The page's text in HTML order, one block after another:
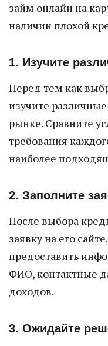
займ онлайн на
наличии плохой
1. Изучите
Перед тем как
изучите
рынке. Сравните
требования
наиболее
2. Заполните
После выбора
заявку на его
предоставить
ФИО, контактные
доходов.
3. Ожидайте